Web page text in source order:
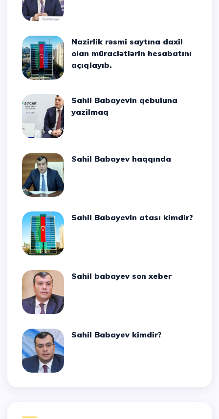
Nazirlik rəsmi saytına daxil
olan müraciətlərin hesabatını
açıqlayıb.
Sahil Babayevin qebuluna
yazilmaq
Sahil Babayev haqqında
Sahil Babayevin atası kimdir?
Sahil babayev son xeber
Sahil Babayev kimdir?